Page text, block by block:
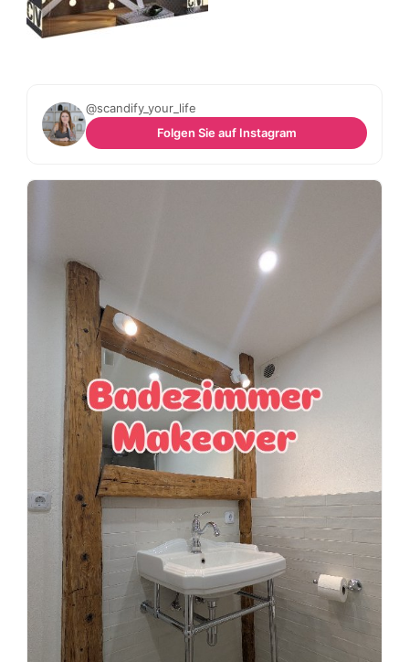
@scandify_your_life
Folgen Sie auf Instagram